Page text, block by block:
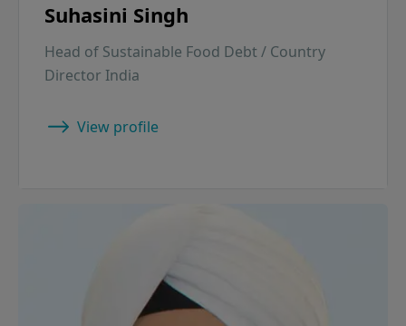
Suhasini Singh
Head of Sustainable Food Debt / Country
Director India
View profile